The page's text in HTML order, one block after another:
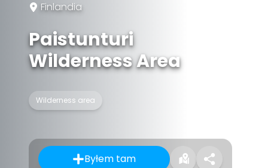
Finlandia
Paistunturi
Wilderness Area
Wilderness area
Byłem tam